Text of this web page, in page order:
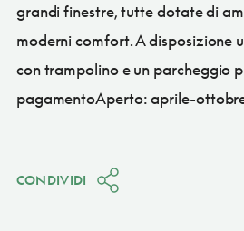
grandi finestre, tutte dotate di
moderni comfort. A disposizione
con trampolino e un parcheggio
pagamentoAperto: aprile-
CONDIVIDI